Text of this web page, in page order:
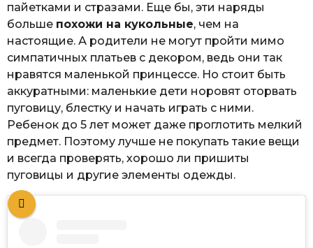
пайетками и стразами. Еще бы, эти наряды
больше похожи на кукольные, чем на
настоящие. А родители не могут пройти мимо
симпатичных платьев с декором, ведь они так
нравятся маленькой принцессе. Но стоит быть
аккуратными: маленькие дети норовят оторвать
пуговицу, блестку и начать играть с ними.
Ребенок до 5 лет может даже проглотить мелкий
предмет. Поэтому лучше не покупать такие вещи
и всегда проверять, хорошо ли пришиты
пуговицы и другие элементы одежды.